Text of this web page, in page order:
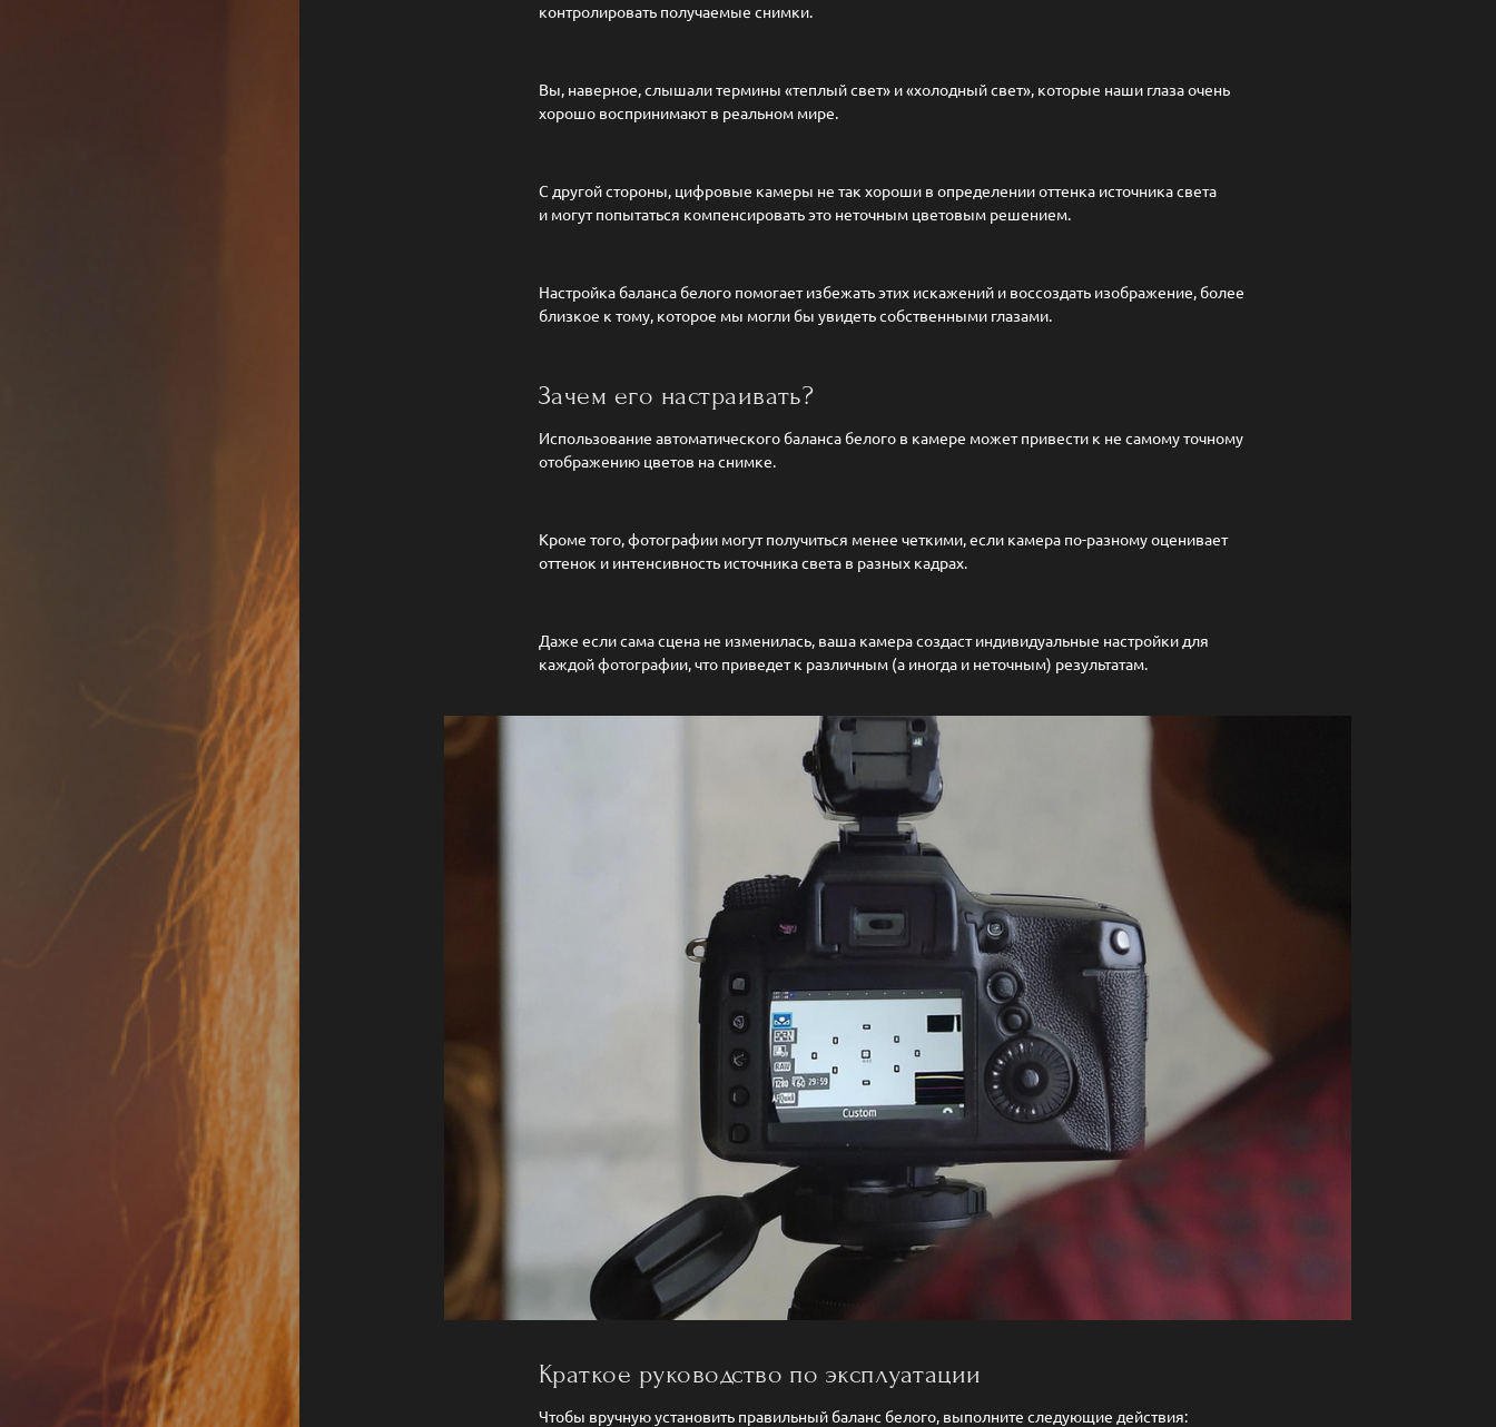
контролировать получаемые снимки.
Вы, наверное, слышали термины «теплый свет» и «холодный свет», которые наши глаза очень
хорошо воспринимают в реальном мире.
С другой стороны, цифровые камеры не так хороши в определении оттенка источника света
и могут попытаться компенсировать это неточным цветовым решением.
Настройка баланса белого помогает избежать этих искажений и воссоздать изображение, более
близкое к тому, которое мы могли бы увидеть собственными глазами.
Зачем его настраивать?
Использование автоматического баланса белого в камере может привести к не самому точному
отображению цветов на снимке.
Кроме того, фотографии могут получиться менее четкими, если камера по-разному оценивает
оттенок и интенсивность источника света в разных кадрах.
Даже если сама сцена не изменилась, ваша камера создаст индивидуальные настройки для
каждой фотографии, что приведет к различным (а иногда и неточным) результатам.
Краткое руководство по эксплуатации
Чтобы вручную установить правильный баланс белого, выполните следующие действия: